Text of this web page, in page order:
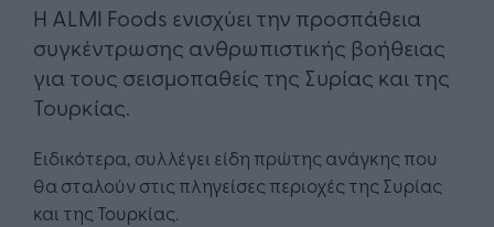
Η ALMI Foods ενισχύει την προσπάθεια
συγκέντρωσης ανθρωπιστικής βοήθειας
για τους σεισμοπαθείς της Συρίας και της
Τουρκίας.
Ειδικότερα, συλλέγει είδη πρώτης ανάγκης που
θα σταλούν στις πληγείσες περιοχές της Συρίας
και της Τουρκίας.